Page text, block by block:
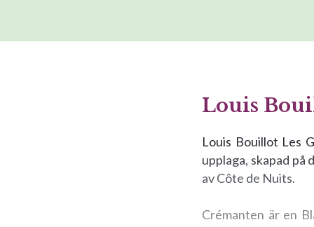
Louis
Louis Bouillot Les
upplaga, skapad
av Côte de Nuits.
Crémanten är en